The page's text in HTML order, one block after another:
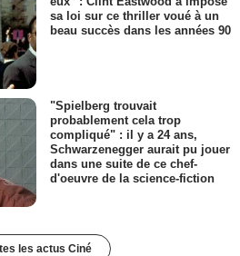
sa loi sur ce thriller voué à un
beau succès dans les années 90
"Spielberg trouvait
probablement cela trop
compliqué" : il y a 24 ans,
Schwarzenegger aurait pu jouer
dans une suite de ce chef-
d'oeuvre de la science-fiction
les actus Ciné